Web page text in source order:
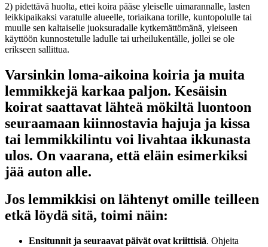
2) pidettävä huolta, ettei koira pääse yleiselle uimarannalle, lasten
leikkipaikaksi varatulle alueelle, toriaikana torille, kuntopolulle tai
muulle sen kaltaiselle juoksuradalle kytkemättömänä, yleiseen
käyttöön kunnostetulle ladulle tai urheilukentälle, jollei se ole
erikseen sallittua.
Varsinkin loma-aikoina koiria ja muita
lemmikkejä karkaa paljon. Kesäisin
koirat saattavat lähteä mökiltä luontoon
seuraamaan kiinnostavia hajuja ja kissa
tai lemmikkilintu voi livahtaa ikkunasta
ulos. On vaarana, että eläin esimerkiksi
jää auton alle.
Jos lemmikkisi on lähtenyt omille teilleen
etkä löydä sitä, toimi näin:
Ensitunnit ja seuraavat päivät ovat kriittisiä. Ohjeita